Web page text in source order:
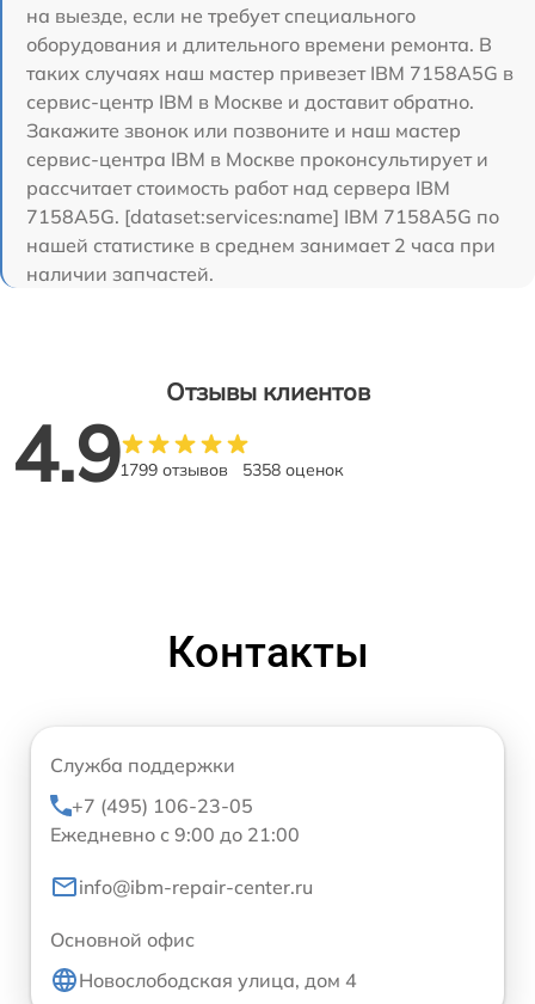
на выезде, если не требует специального
оборудования и длительного времени ремонта. В
таких случаях наш мастер привезет IBM 7158A5G в
сервис-центр IBM в Москве и доставит обратно.
Закажите звонок или позвоните и наш мастер
сервис-центра IBM в Москве проконсультирует и
рассчитает стоимость работ над сервера IBM
7158A5G. [dataset:services:name] IBM 7158A5G по
нашей статистике в среднем занимает 2 часа при
наличии запчастей.
Отзывы клиентов
4.91799 отзывов 5358 оценок
Контакты
Служба поддержки
+7 (495) 106-23-05
Ежедневно с 9:00 до 21:00
info@ibm-repair-center.ru
Основной офис
Новослободская улица, дом 4